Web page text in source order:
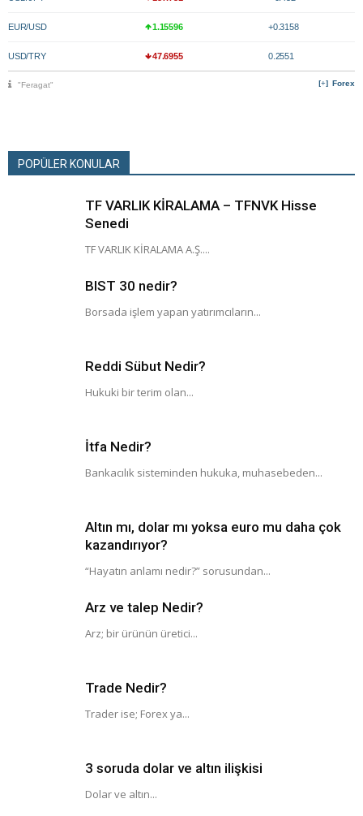
EUR/USD 1.15596 +0.3158
USD/TRY 47.6955 0.2551
Forex
"Feragat"
POPÜLER KONULAR
TF VARLIK KİRALAMA – TFNVK Hisse
Senedi
TF VARLIK KİRALAMA A.Ş....
BIST 30 nedir?
Borsada işlem yapan yatırımcıların...
Reddi Sübut Nedir?
Hukuki bir terim olan...
İtfa Nedir?
Bankacılık sisteminden hukuka, muhasebeden...
Altın mı, dolar mı yoksa euro mu daha çok
kazandırıyor?
“Hayatın anlamı nedir?” sorusundan...
Arz ve talep Nedir?
Arz; bir ürünün üretici...
Trade Nedir?
Trader ise; Forex ya...
3 soruda dolar ve altın ilişkisi
Dolar ve altın...